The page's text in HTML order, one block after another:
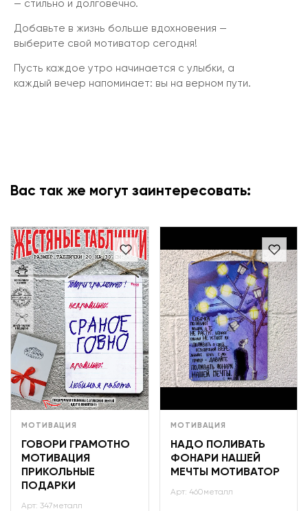
— стильно и долговечно.
Добавьте в жизнь больше вдохновения —
выберите свой мотиватор сегодня!
Пусть каждое утро начинается с улыбки, а
каждый вечер напоминает: вы на верном пути.
Вас так же могут заинтересовать:
МОТИВАЦИЯ
ГОВОРИ ГРАМОТНО
МОТИВАЦИЯ
ПРИКОЛЬНЫЕ
ПОДАРКИ
Арт: 347металл
МОТИВАЦИЯ
НАДО ПОЛИВАТЬ
ФОНАРИ НАШЕЙ
МЕЧТЫ МОТИВАТОР
Арт: 460металл